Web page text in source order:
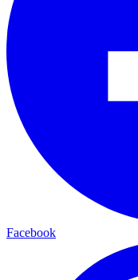
Facebook